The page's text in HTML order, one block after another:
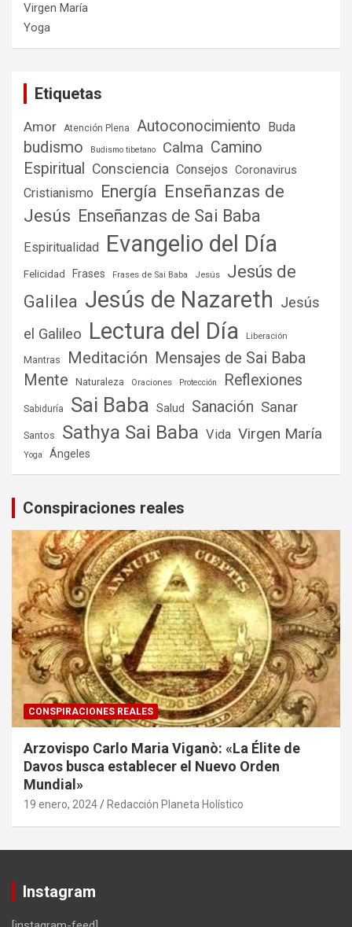
Virgen María
Yoga
Etiquetas
Amor Atención Plena Autoconocimiento Buda
budismo Budismo tibetano Calma Camino
Espiritual
Consciencia Consejos Coronavirus
Cristianismo Energía Enseñanzas de
Jesús Enseñanzas de Sai Baba
Espiritualidad Evangelio del Día
Felicidad Frases Frases de Sai Baba Jesús
Jesús de
Galilea Jesús de Nazareth Jesús
el Galileo Lectura del Día Liberación
Mantras Meditación Mensajes de Sai Baba
Mente
Naturaleza Oraciones Protección Reflexiones
Sabiduría Sai Baba Salud Sanación Sanar
Santos Sathya Sai Baba Vida Virgen María
Yoga Ángeles
Conspiraciones reales
CONSPIRACIONES REALES
Arzovispo Carlo Maria Viganò: «La Élite de
Davos busca establecer el Nuevo Orden
Mundial»
19 enero, 2024 Redacción Planeta Holístico
Instagram